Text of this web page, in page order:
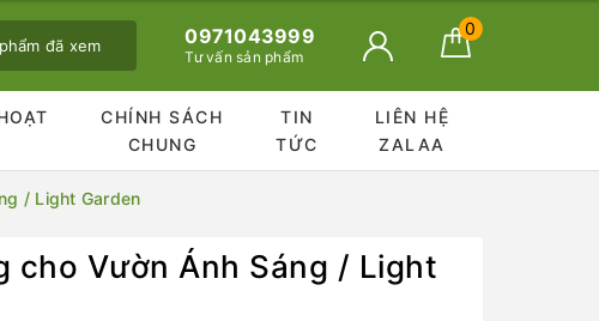
đã xem 0971043999
Tư vấn sản phẩm
0
CHÍNH SÁCH
CHUNG
TIN
TỨC
LIÊN HỆ
ZALAA
/ Light Garden
cho Vườn Ánh Sáng / Light